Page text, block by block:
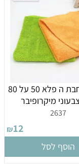
סחבה/סחבת ה פלא 50 על 80
מיקרופיבר
2637
₪12
הוסף לסל